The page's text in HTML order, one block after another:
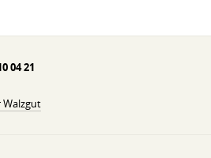
04 21
Walzgut